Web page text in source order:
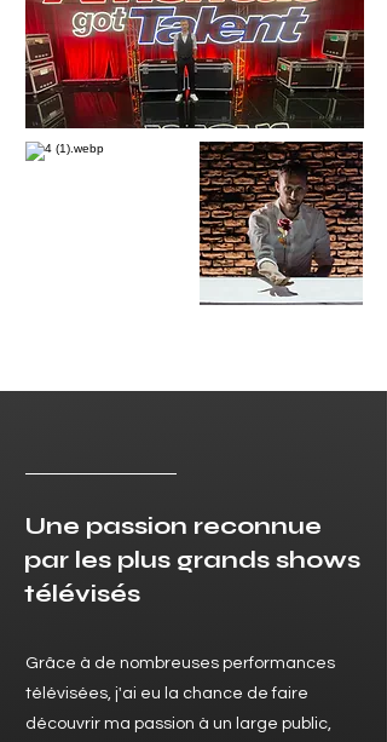
Une passion reconnue
par les plus grands shows
télévisés
Grâce à de nombreuses performances
télévisées, j'ai eu la chance de faire
découvrir ma passion à un large public,